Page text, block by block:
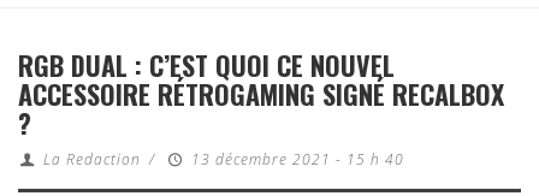
RGB DUAL : C’EST QUOI CE NOUVEL
ACCESSOIRE RÉTROGAMING SIGNÉ RECALBOX
?
La Redaction / 13 décembre 2021 - 15 h 40